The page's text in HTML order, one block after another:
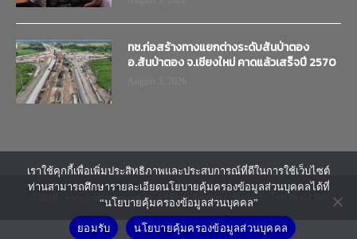
ทช.ก่อสร้างทางแยกต่างระดับสันป่าตอง
อ.สันป่าตอง จ.เชียงใหม่ คาดแล้วเสร็จปี 2570
@2018 - www.transtimenews.co. All Right Reserved. รับทำเว็บไซต์
เราใช้คุกกี้เพื่อเพิ่มประสิทธิภาพและประสบการณ์ที่ดีในการใช้เว็บไซต์
ท่านสามารถศึกษารายละเอียดนโยบายคุ้มครองข้อมูลส่วนบุคคลได้ที่
“นโยบายคุ้มครองข้อมูลส่วนบุคคล”
ยอมรับ นโยบายคุ้มครองข้อมูลส่วนบุคคล